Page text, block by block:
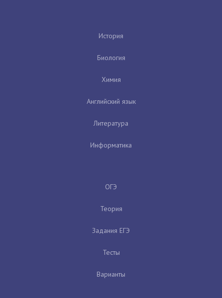
История
Биология
Химия
Английский язык
Литература
Информатика
ОГЭ
Теория
Задания ЕГЭ
Тесты
Варианты